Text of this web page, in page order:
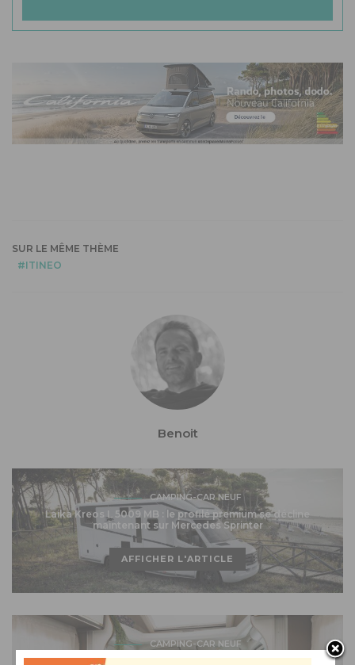
SUR LE MÊME THÈME
ITINEO
Benoit
CAMPING-CAR NEUF
Laika Kreos L 5009 MB : le profilé premium se décline
maintenant sur Mercedes Sprinter
AFFICHER L'ARTICLE
CAMPING-CAR NEUF
Refonte réussie pour les profilés Mileo de Benimar